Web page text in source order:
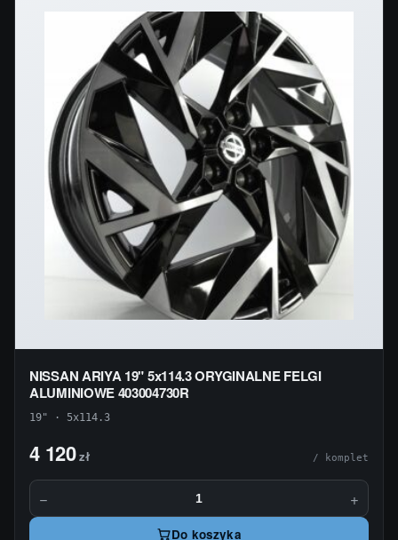
NISSAN ARIYA 19" 5x114.3 ORYGINALNE FELGI
ALUMINIOWE 403004730R
19" · 5x114.3
4 120zł / komplet
− +
Do koszyka